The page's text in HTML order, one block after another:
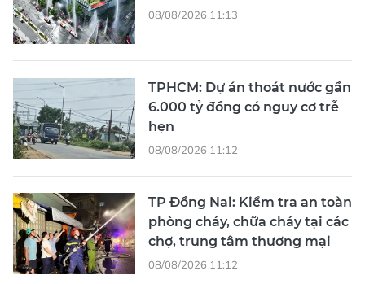
08/08/2026 11:13
TPHCM: Dự án thoát nước gần
6.000 tỷ đồng có nguy cơ trễ
hẹn
08/08/2026 11:12
TP Đồng Nai: Kiểm tra an toàn
phòng cháy, chữa cháy tại các
chợ, trung tâm thương mại
08/08/2026 11:12